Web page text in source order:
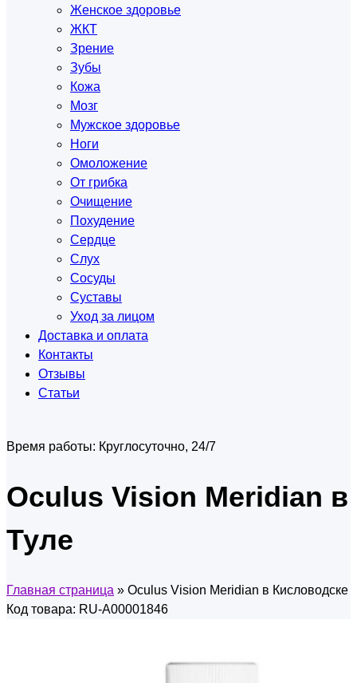
Женское здоровье
ЖКТ
Зрение
Зубы
Кожа
Мозг
Мужское здоровье
Ноги
Омоложение
От грибка
Очищение
Похудение
Сердце
Слух
Сосуды
Суставы
Уход за лицом
Доставка и оплата
Контакты
Отзывы
Статьи
Время работы: Круглосуточно, 24/7
Oculus Vision Meridian в
Туле
Главная страница » Oculus Vision Meridian в Кисловодске
Код товара: RU-A00001846